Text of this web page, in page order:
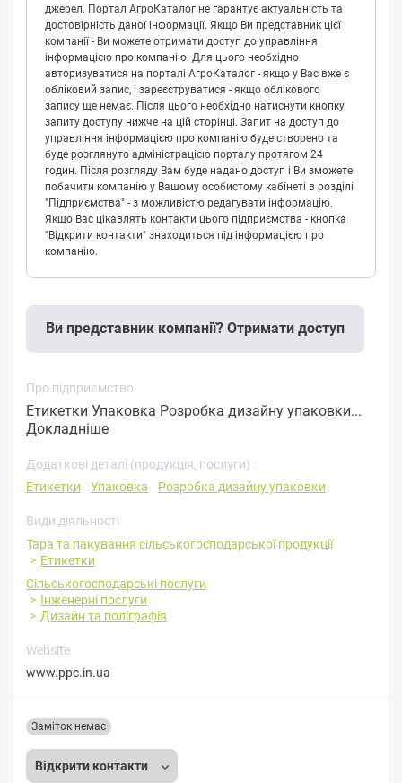
джерел. Портал АгроКаталог не гарантує актуальність та
достовірність даної інформації. Якщо Ви представник цієї
компанії - Ви можете отримати доступ до управління
інформацією про компанію. Для цього необхідно
авторизуватися на порталі АгроКаталог - якщо у Вас вже є
обліковий запис, і зареєструватися - якщо облікового
запису ще немає. Після цього необхідно натиснути кнопку
запиту доступу нижче на цій сторінці. Запит на доступ до
управління інформацією про компанію буде створено та
буде розглянуто адміністрацією порталу протягом 24
годин. Після розгляду Вам буде надано доступ і Ви зможете
побачити компанію у Вашому особистому кабінеті в розділі
"Підприємства" - з можливістю редагувати інформацію.
Якщо Вас цікавлять контакти цього підприємства - кнопка
"Відкрити контакти" знаходиться під інформацією про
компанію.
Ви представник компанії? Отримати доступ
Про підприємство:
Етикетки Упаковка Розробка дизайну упаковки...
Докладніше
Додаткові деталі (продукція, послуги) :
Етикетки
Упаковка Розробка дизайну упаковки
Види діяльності
Тара та пакування сільськогосподарської продукції
Етикетки
Сільськогосподарські послуги
Інженерні послуги
Дизайн та поліграфія
Website
www.ppc.in.ua
Відкрити контакти
Заміток немає